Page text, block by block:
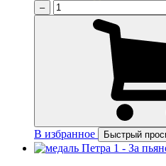
–
В избранное Быстрый